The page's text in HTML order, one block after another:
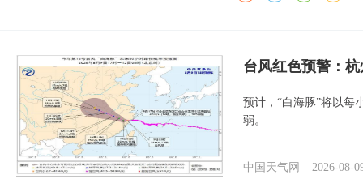
台风红色预警：
预计，“白海豚”将以每
弱。
中国天气网 2026-08-